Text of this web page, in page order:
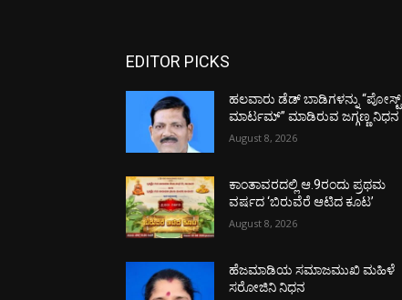
EDITOR PICKS
ಹಲವಾರು ಡೆಡ್ ಬಾಡಿಗಳನ್ನು “ಪೋಸ್ಟ್
ಮಾರ್ಟಮ್” ಮಾಡಿರುವ ಜಗ್ಗಣ್ಣ ನಿಧನ
August 8, 2026
ಕಾಂತಾವರದಲ್ಲಿ ಆ.9ರಂದು ಪ್ರಥಮ
ವರ್ಷದ ‘ಬಿರುವೆರೆ ಆಟಿದ ಕೂಟ’
August 8, 2026
ಹೆಜಮಾಡಿಯ ಸಮಾಜಮುಖಿ ಮಹಿಳೆ
ಸರೋಜಿನಿ ನಿಧನ